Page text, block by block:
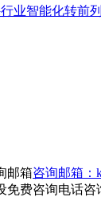
业智能化转前列
咨询邮箱：
咨